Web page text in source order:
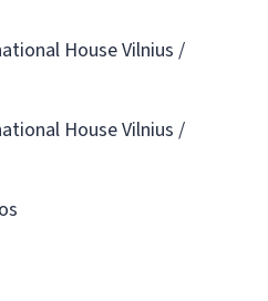
House Vilnius /
House Vilnius /